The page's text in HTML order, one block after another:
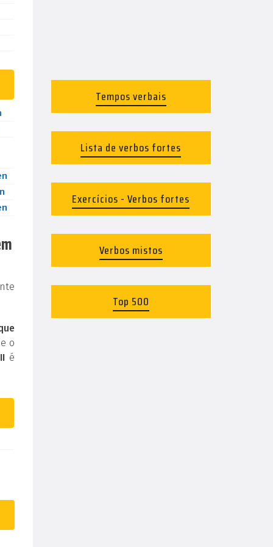
o
é
Tempos verbais
Lista de verbos fortes
Exercícios - Verbos fortes
Verbos mistos
Top 500